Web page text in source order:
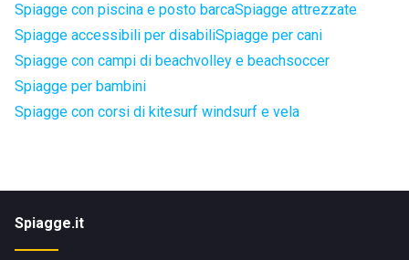
Spiagge con piscina e posto barcaSpiagge attrezzate
Spiagge accessibili per disabiliSpiagge per cani
Spiagge con campi di beachvolley e beachsoccer
Spiagge per bambini
Spiagge con corsi di kitesurf windsurf e vela
Spiagge.it